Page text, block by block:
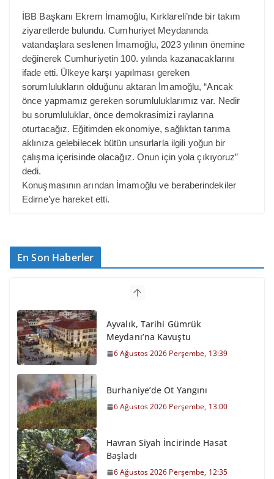
İBB Başkanı Ekrem İmamoğlu, Kırklareli’nde bir takım
ziyaretlerde bulundu. Cumhuriyet Meydanında
vatandaşlara seslenen İmamoğlu, 2023 yılının önemine
değinerek Cumhuriyetin 100. yılında kazanacaklarını
ifade etti. Ülkeye karşı yapılması gereken
sorumlulukların olduğunu aktaran İmamoğlu, “Ancak
önce yapmamız gereken sorumluluklarımız var. Nedir
bu sorumluluklar, önce demokrasimizi raylarına
oturtacağız. Eğitimden ekonomiye, sağlıktan tarıma
aklınıza gelebilecek bütün unsurlarla ilgili yoğun bir
çalışma içerisinde olacağız. Onun için yola çıkıyoruz”
dedi.
Konuşmasının arından İmamoğlu ve beraberindekiler
Edirne’ye hareket etti.
En Son Haberler
Ayvalık, Tarihi Gümrük
Meydanı’na Kavuştu
6 Ağustos 2026 Perşembe, 13:39
Burhaniye’de Ot Yangını
6 Ağustos 2026 Perşembe, 13:00
Havran Siyah İncirinde Hasat
Başladı
6 Ağustos 2026 Perşembe, 12:35